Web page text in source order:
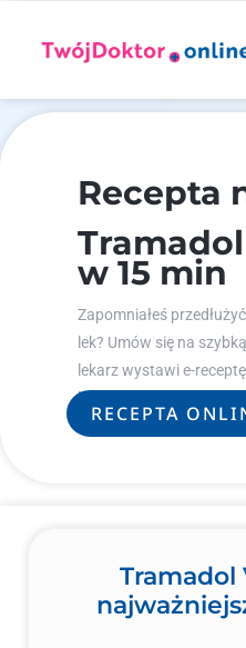
Recepta
w 15 min
Zapomniałeś
lek? Umów się na
lekarz wystawi e-
leczenie.
RECEPTA
Tramadol